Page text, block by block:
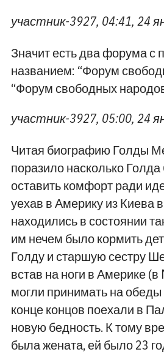
участник-3927, 04:41, 24
Значит есть два форума с
названием: “Форум
“Форум свободных
участник-3927, 05:00, 24
Читая биографию Голды
поразило насколько
оставить комфорт ради
уехав в Америку из Киева
находились в состоянии
им нечем было кормить
Голду и старшую сестру
встав на ноги в Америке (в
могли принимать на обеды
конце концов поехали в
новую бедность. К тому
была жената, ей было 23